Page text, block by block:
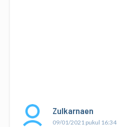
Zulkarnaen
09/01/2021 pukul 16:34